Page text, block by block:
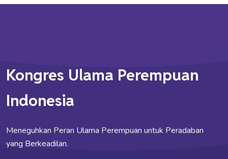
Kongres Ulama Perempuan
Indonesia
Meneguhkan Peran Ulama Perempuan untuk Peradaban
yang Berkeadilan.